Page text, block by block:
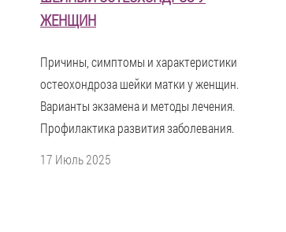
ЖЕНЩИН
Причины, симптомы и характеристики
остеохондроза шейки матки у женщин.
Варианты экзамена и методы лечения.
Профилактика развития заболевания.
17 Июль 2025